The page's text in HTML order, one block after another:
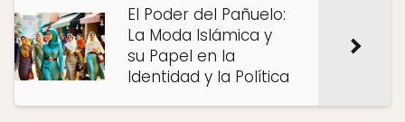
El Poder del Pañuelo:
La Moda Islámica y
su Papel en la
Identidad y la Política